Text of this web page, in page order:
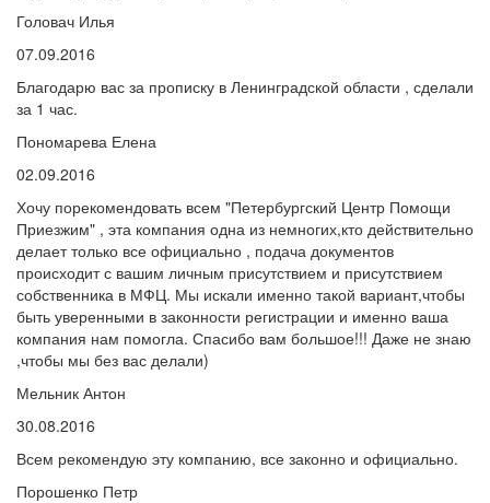
Головач Илья
07.09.2016
Благодарю вас за прописку в Ленинградской области , сделали
за 1 час.
Пономарева Елена
02.09.2016
Хочу порекомендовать всем "Петербургский Центр Помощи
Приезжим" , эта компания одна из немногих,кто действительно
делает только все официально , подача документов
происходит с вашим личным присутствием и присутствием
собственника в МФЦ. Мы искали именно такой вариант,чтобы
быть уверенными в законности регистрации и именно ваша
компания нам помогла. Спасибо вам большое!!! Даже не знаю
,чтобы мы без вас делали)
Мельник Антон
30.08.2016
Всем рекомендую эту компанию, все законно и официально.
Порошенко Петр